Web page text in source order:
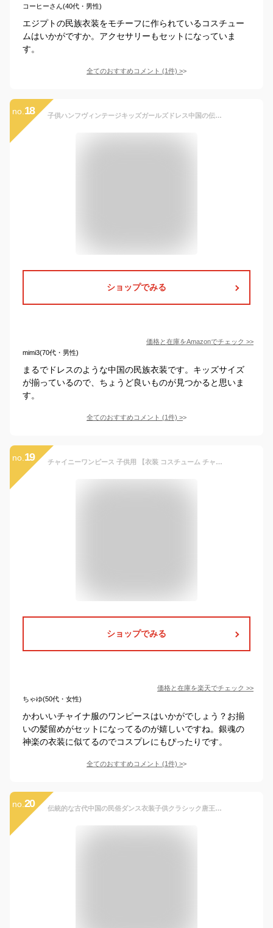
コーヒーさん(40代・男性)
エジプトの民族衣装をモチーフに作られているコスチュー
ムはいかがですか。アクセサリーもセットになっていま
す。
全てのおすすめコメント (1件) >
no. 18 子供ハンフヴィンテージキッズガールズドレス中国の伝統的な民俗ダンス衣装古代服のコスプレ (Color : Pink5, Kid Size : 100)
ショップでみる
価格と在庫をAmazonでチェック >>
mimi3(70代・男性)
まるでドレスのような中国の民族衣装です。キッズサイズ
が揃っているので、ちょうど良いものが見つかると思いま
す。
全てのおすすめコメント (1件) >
no. 19 チャイニーワンピース 子供用 【衣装 コスチューム チャイナ服 チャイナドレス ハロウィン 仮装 チャイニーズ ドレス kids child girl コスプレ】マジックナイト CS34
ショップでみる
価格と在庫を楽天でチェック >>
ちゃゆ(50代・女性)
かわいいチャイナ服のワンピースはいかがでしょう？お揃
いの髪留めがセットになってるのが嬉しいですね。銀魂の
神楽の衣装に似てるのでコスプレにもぴったりです。
全てのおすすめコメント (1件) >
no. 20 伝統的な古代中国の民俗ダンス衣装子供クラシック唐王朝の小さな女の子中国のドレスハンフ服 (Color : 2PC coat dress 1, Size : 140)